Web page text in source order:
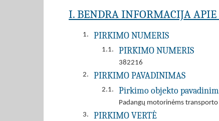
I. BENDRA INFORMACIJA
1. PIRKIMO NUMERIS
1.1. PIRKIMO NUMERIS
382216
2.
PIRKIMO PAVADINIMAS
2.1. Pirkimo objekto
Padangų motorinėms
3.
PIRKIMO VERTĖ